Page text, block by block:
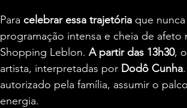
Para celebrar essa trajetória que
programação intensa e cheia de afeto
Shopping Leblon. A partir das 13h30,
artista, interpretadas por Dodô Cunha
autorizado pela família, assumir o
energia.